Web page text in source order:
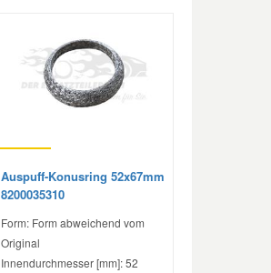
Auspuff-Konusring 52x67mm
8200035310
Form: Form abweichend vom
Original
Innendurchmesser [mm]: 52